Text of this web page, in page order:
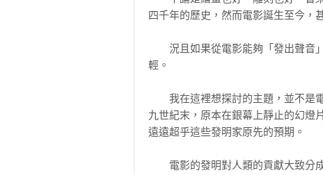
劇本的時態
結構
主題（Theme）
故事（Story）
情節（Plot）
四千年的歷史，然而電影誕生至今，
況且如果從電影能夠「發出聲音」
輕。
我在這裡想探討的主題，並不是電
九世紀末，原本在銀幕上靜止的幻燈
遠遠超乎這些發明家原先的預期。
電影的發明對人類的貢獻大致分成